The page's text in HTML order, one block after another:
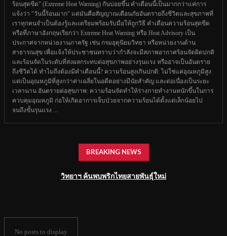
ร้อนสุดขีด" (Extreme Heat Warning) กันบ่อยขึ้น คำเตือนนี้เป็นมากกว่าแค่การ
แจ้งว่า "วันนี้ร้อนมาก" แต่มันคือสัญญาณเตือนภัยอันตรายถึงชีวิตและสุขภาพที่
เราทุกคนจำเป็นต้องรู้และเตรียมพร้อมรับมือให้ถูกวิธี คำเตือนความร้อนสุดขีด
หรือที่ภาษาอังกฤษเรียกว่า Extreme Heat Warning หรือ Heat Advisory เป็น
ประกาศจากหน่วยงานภาครัฐ เช่น กรมอุตุนิยมวิทยา หรือหน่วยงานด้าน
สาธารณสุข เพื่อแจ้งให้ประชาชนทราบว่ากำลังจะมีสภาพอากาศร้อนจัดผิดปกติ
และร้อนจัดในระดับที่ส่งผลกระทบต่อสุขภาพอย่างรุนแรง หรืออาจเป็นอันตราย
ถึงชีวิตได้ ทำไมถึงต้องมีคำเตือนนี้? ความร้อนสูงเกินปกติ: ไม่ใช่แค่อุณหภูมิสูง
แต่เป็นอุณหภูมิที่สูงกว่าค่าเฉลี่ยในอดีตอย่างมีนัยสำคัญ และต่อเนื่องเป็นระยะ
เวลานาน อันตรายต่อสุขภาพ: ความร้อนจัดทำให้ร่างกายทำงานหนักขึ้นในการ
ควบคุมอุณหภูมิ ก่อให้เกิดอาการเจ็บป่วยจากความร้อนได้ตั้งแต่เล็กน้อยไป
จนถึงขั้นรุนแรง ...
BREAKING NEWS
วิทยาฯ ค้นพบพริกไทยสายพันธุ์ใหม่
No posts to display